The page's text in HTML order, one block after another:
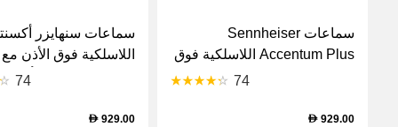
سماعات Sennheiser
Accentum Plus اللاسلكية فوق
الأذن مع خاصية إلغاء الضوضاء
74
D 929.00
سماعات سنهايزر
اللاسلكية فوق الأذن مع
الضوضاء النشط، أبيض
74
D 929.00